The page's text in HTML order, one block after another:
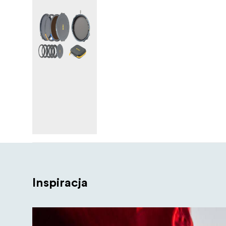
1x NiSi JetMag Pro Caddy Pouch
.
Inspiracja